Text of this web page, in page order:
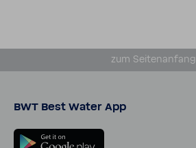
zum Seiten­an­fang
BWT Best Water App